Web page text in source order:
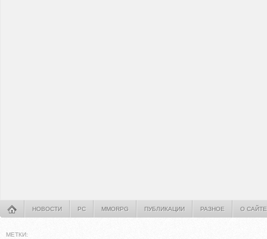
НОВОСТИ PC MMORPG ПУБЛИКАЦИИ РАЗНОЕ О САЙТЕ
МЕТКИ: